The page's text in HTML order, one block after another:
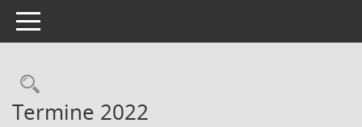
Toggle navigation
Termine 2022